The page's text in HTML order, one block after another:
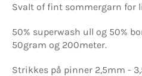
Svalt of fint sommergarn for
50% superwash ull og 50%
50gram og 200meter.
Strikkes på pinner 2,5mm -